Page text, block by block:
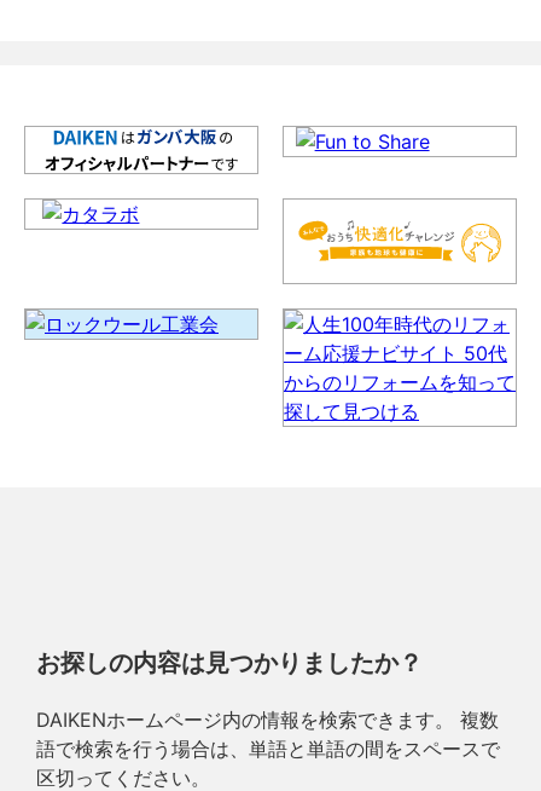
お探しの内容は見つかりましたか？
DAIKENホームページ内の情報を検索できます。 複数
語で検索を行う場合は、単語と単語の間をスペースで
区切ってください。